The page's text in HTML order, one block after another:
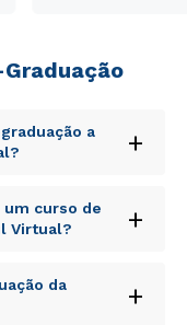
a
+
error sit
laudantium,
ab illo inventore
quia
sed quia
curso de
Virtual?
+
error sit
laudantium,
da
+